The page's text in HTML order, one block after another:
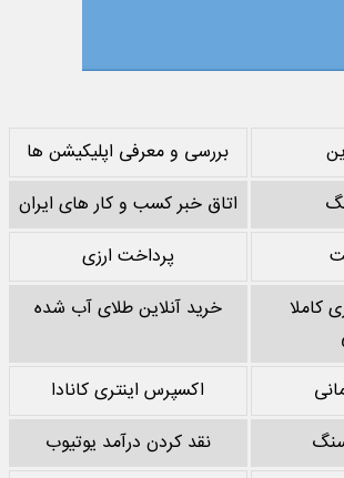
بررسی و معرفی اپلیکیشن ها
اتاق خبر کسب و کار های ایران
پرداخت ارزی
کاملا
خرید آنلاین طلای آب شده
اکسپرس اینتری کانادا
نقد کردن درآمد یوتیوب